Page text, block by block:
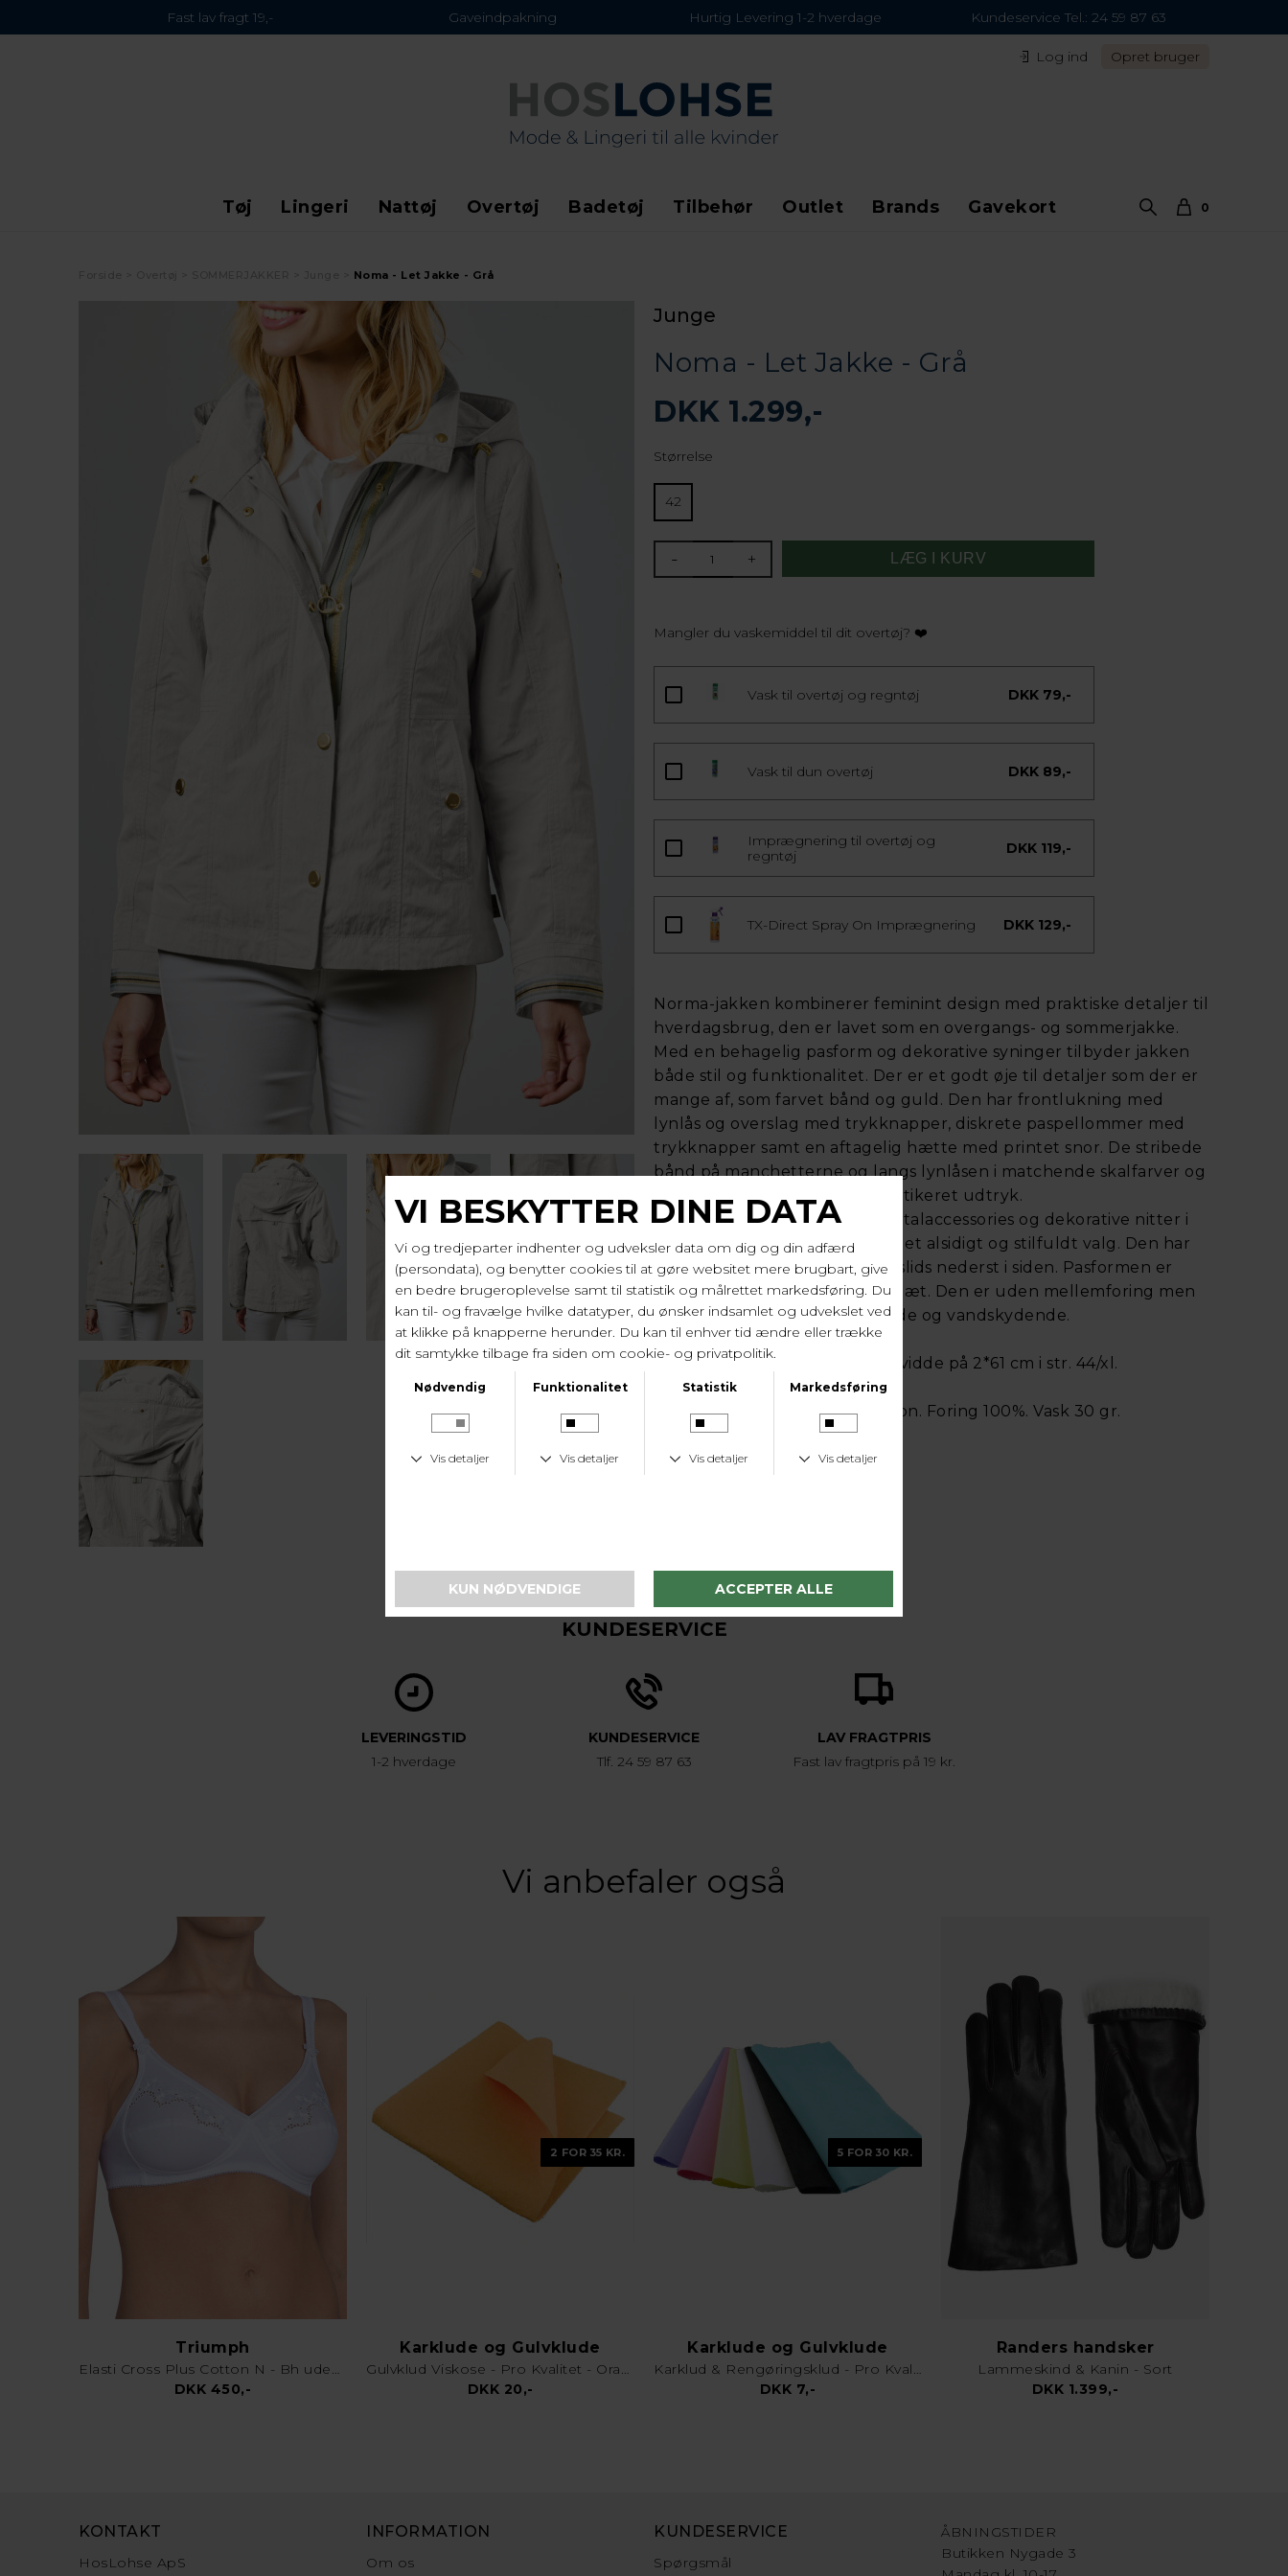
Fast lav fragt 19,- Gaveindpakning Hurtig Levering 1-2 hverdage Kundeservice Tel.: 24 59 87 63
Log ind Opret bruger
Tøj Lingeri Nattøj Overtøj Badetøj Tilbehør Outlet Brands Gavekort 0
Noma - Let Jakke - Grå
Junge
Noma - Let Jakke - Grå
DKK 1.299,-
Størrelse
42
- +
Mangler du vaskemiddel til dit overtøj? ❤️
Vask til overtøj og regntøj DKK 79,-
Vask til dun overtøj DKK 89,-
Imprægnering til overtøj og
regntøj
DKK 119,-
TX-Direct Spray On Imprægnering DKK 129,-
Norma-jakken kombinerer feminint design med praktiske detaljer til
hverdagsbrug, den er lavet som en overgangs- og sommerjakke.
Med en behagelig pasform og dekorative syninger tilbyder jakken
både stil og funktionalitet. Der er et godt øje til detaljer som der er
mange af, som farvet bånd og guld. Den har frontlukning med
lynlås og overslag med trykknapper, diskrete paspellommer med
trykknapper samt en aftagelig hætte med printet snor. De stribede
bånd på manchetterne og langs lynlåsen i matchende skalfarver og
med gulddetaljer giver et sofistikeret udtryk.
Jakken afsluttes med lette metalaccessories og dekorative nitter i
lyseguld, hvilket gør Norma til et alsidigt og stilfuldt valg. Den har
inderlommer med lynlås. Lille slids nederst i siden. Pasformen er
comfort fit der ikke sidder for tæt. Den er uden mellemforing men
har flot inderfor. Vindstoppende og vandskydende.
Ryglængde på 68 cm og brystvidde på 2*61 cm i str. 44/xl.
Yderst 60% polyester, 40% nylon. Foring 100%. Vask 30 gr.
Varenr. 0126 2258 75 50
KUNDESERVICE
LEVERINGSTID
1-2 hverdage
KUNDESERVICE
Tlf. 24 59 87 63
LAV FRAGTPRIS
Fast lav fragtpris på 19 kr.
Vi anbefaler også
Triumph
Elasti Cross Plus Cotton N - Bh uden bøjle - Hvid
DKK 450,-
2 FOR 35 KR.
Karklude og Gulvklude
Gulvklud Viskose - Pro Kvalitet - Orange
DKK 20,-
5 FOR 30 KR.
Karklude og Gulvklude
Karklud & Rengøringsklud - Pro Kvalitet - Valgfri Farve
DKK 7,-
Randers handsker
Lammeskind & Kanin - Sort
DKK 1.399,-
KONTAKT
HosLohse ApS
INFORMATION
Om os
KUNDESERVICE
Spørgsmål
ÅBNINGSTIDER
Butikken Nygade 3